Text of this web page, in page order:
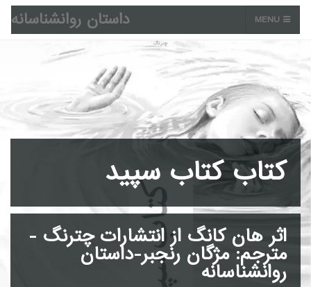
داستان روانشناسانه MENU
کتاب کتاب سپید
اثر هان کانگ از انتشارات چترنگ -
مترجم: مژگان رنجبر-داستان
روانشناسانه